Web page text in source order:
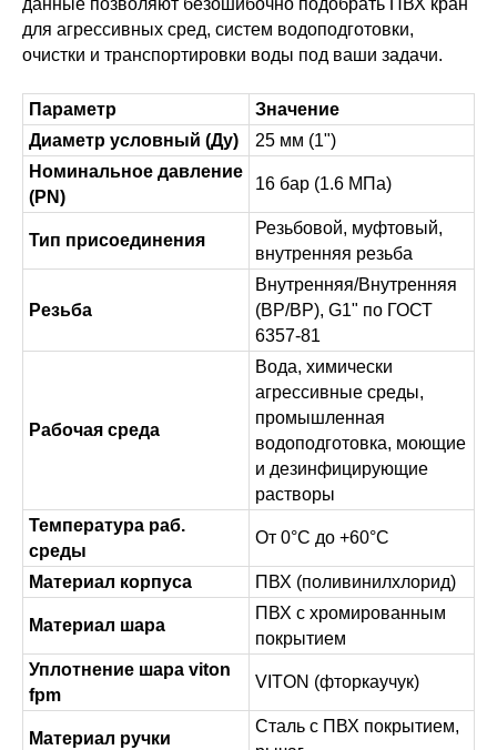
для агрессивных сред, систем водоподготовки,
очистки и транспортировки воды под ваши задачи.
Параметр
Значение
Диаметр условный (Ду)
25 мм (1")
Номинальное давление
(PN)
16 бар (1.6 МПа)
Тип присоединения
Резьбовой, муфтовый,
внутренняя резьба
Резьба
Внутренняя/Внутренняя
(ВР/ВР), G1" по ГОСТ
6357-81
Рабочая среда
Вода, химически
агрессивные среды,
промышленная
водоподготовка, моющие
и дезинфицирующие
растворы
Температура раб.
среды
От 0°C до +60°C
Материал корпуса ПВХ (поливинилхлорид)
Материал шара
ПВХ с хромированным
покрытием
Уплотнение шара viton
fpm
VITON (фторкаучук)
Материал ручки
Сталь с ПВХ покрытием,